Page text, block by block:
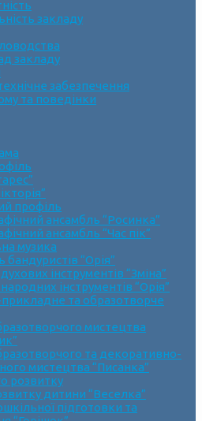
закладу
закладу
забезпечення
та поведінки
профіль
ансамбль “Росинка”
ансамбль “Час пік”
музика
бандуристів “Орія”
інструментів “Зміна”
інструментів “Орія”
та образотворче
мистецтва
та декоративно-
мистецтва “Писанка”
розвитку
дитини “Веселка”
підготовки та